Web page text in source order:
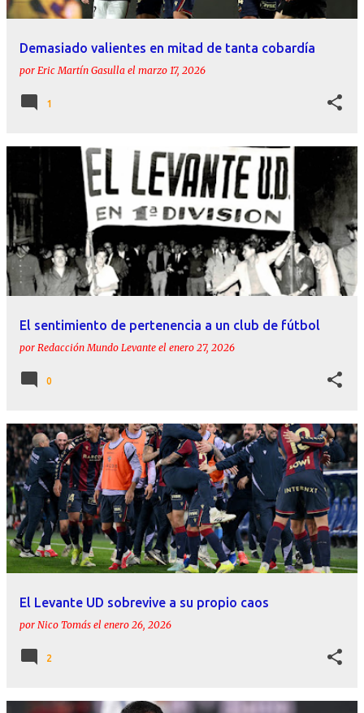
Demasiado valientes en mitad de tanta cobardía
por Eric Martín Gasulla el marzo 17, 2026
1
El sentimiento de pertenencia a un club de fútbol
por Redacción Mundo Levante el enero 27, 2026
0
El Levante UD sobrevive a su propio caos
por Nico Tomás el enero 26, 2026
2